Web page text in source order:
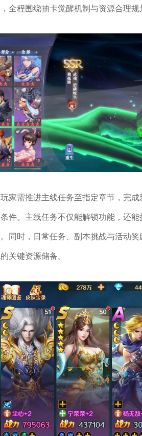
全程围绕抽卡觉醒机制与资源合理规
家需推进主线任务至指定章节，完
件。主线任务不仅能解锁功能，还
同时，日常任务、副本挑战与活动
关键资源储备。